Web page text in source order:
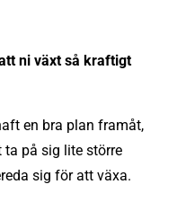
ni växt så kraftigt
en bra plan framåt,
ta på sig lite större
sig för att växa.